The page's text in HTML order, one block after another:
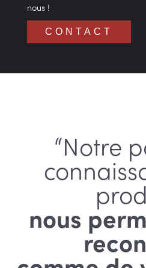
nous !
CONTACT
“Notre
nous